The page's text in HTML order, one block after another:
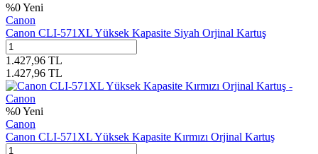
%0Yeni
Canon
Canon CLI-571XL Yüksek Kapasite Siyah Orjinal Kartuş
1.427,96 TL
1.427,96 TL
%0Yeni
Canon
Canon CLI-571XL Yüksek Kapasite Kırmızı Orjinal Kartuş